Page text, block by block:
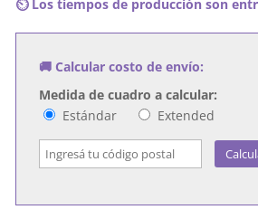
Inside
cantidad
⏲️ Los tiempos de producción son
🚚 Calcular costo de envío:
Medida de cuadro a calcular:
Estándar
Extended